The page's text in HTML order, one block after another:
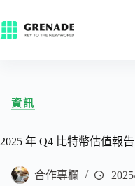
資訊
2025 年 Q4 比特幣估值報告
合作專欄